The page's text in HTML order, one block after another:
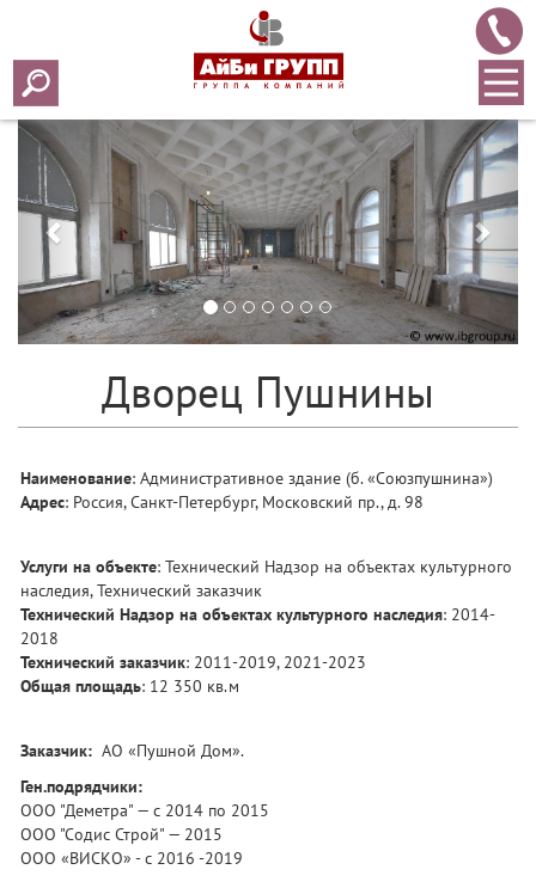
Назад
Дворец Пушнины
Наименование: Административное здание (б. «Союзпушнина»)
Адрес: Россия, Санкт-Петербург, Московский пр., д. 98
Услуги на объекте: Технический Надзор на объектах культурного
наследия, Технический заказчик
Технический Надзор на объектах культурного наследия: 2014-
2018
Технический заказчик: 2011-2019, 2021-2023
Общая площадь: 12 350 кв.м
Заказчик: АО «Пушной Дом».
Ген.подрядчики:
ООО "Деметра" — с 2014 по 2015
ООО "Содис Строй" — 2015
ООО «ВИСКО» - с 2016 -2019